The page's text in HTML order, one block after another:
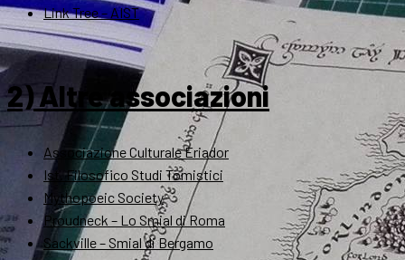
Link Tree – AIST
2) Altre associazioni
Associazione Culturale Eriador
Ist. Filosofico Studi Tomistici
Mythopoeic Society
Proudneck – Lo Smial di Roma
Sackville – Smial di Bergamo